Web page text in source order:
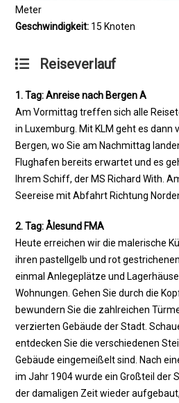
Meter
Geschwindigkeit: 15 Knoten
Reiseverlauf
1. Tag: Anreise nach Bergen A
Am Vormittag treffen sich alle
in Luxemburg. Mit KLM geht es dann
Bergen, wo Sie am Nachmittag
Flughafen bereits erwartet und es
Ihrem Schiff, der MS Richard With.
Seereise mit Abfahrt Richtung
2. Tag: Ålesund FMA
Heute erreichen wir die malerische
ihren pastellgelb und rot
einmal Anlegeplätze und
Wohnungen. Gehen Sie durch die
bewundern Sie die zahlreichen
verzierten Gebäude der Stadt.
entdecken Sie die verschiedenen
Gebäude eingemeißelt sind. Nach
im Jahr 1904 wurde ein Großteil der
der damaligen Zeit wieder